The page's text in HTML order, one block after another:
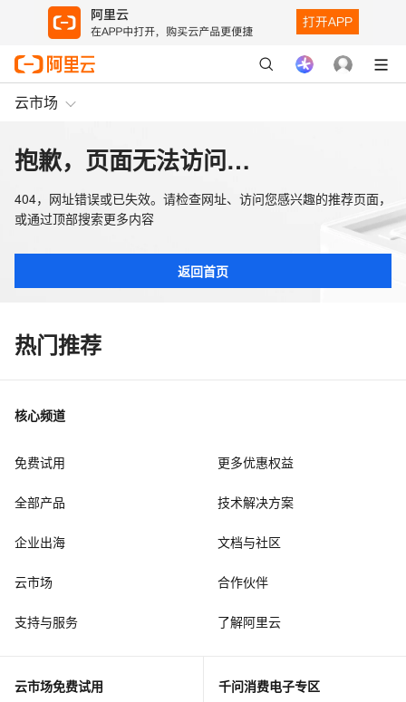
云市场
抱歉，页面无法访问…
404，网址错误或已失效。请检查网址、访问您感兴趣的推荐页面，
或通过顶部搜索更多内容
返回首页
热门推荐
核心频道
免费试用 更多优惠权益
全部产品 技术解决方案
企业出海 文档与社区
云市场 合作伙伴
支持与服务 了解阿里云
云市场免费试用
千问消费电子专区